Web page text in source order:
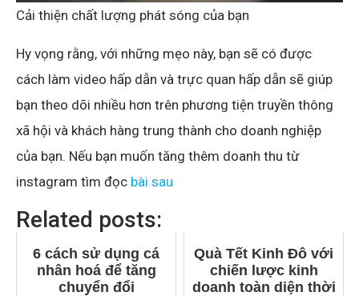
Cải thiện chất lượng phát sóng của bạn
Hy vọng rằng, với những mẹo này, bạn sẽ có được
cách làm video hấp dẫn và trực quan hấp dẫn sẽ giúp
bạn theo dõi nhiều hơn trên phương tiện truyền thông
xã hội và khách hàng trung thành cho doanh nghiệp
của bạn. Nếu bạn muốn tăng thêm doanh thu từ
instagram tìm đọc bài sau
Related posts:
6 cách sử dụng cá
nhân hoá để tăng
chuyển đổi
Quà Tết Kinh Đô với
chiến lược kinh
doanh toàn diện thời